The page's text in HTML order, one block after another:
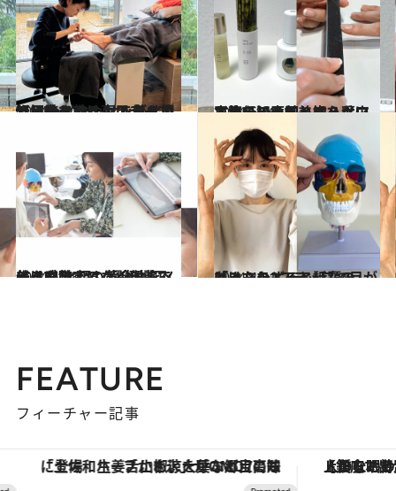
2024.6.9
軽い巻き爪は専用テープで解決できる サンダル履きになる前に！ 人気サロン uka（ウカ）で巻き爪と足のケア
ビューティ＆ヘルス 2024.6.16
二枚爪の原因とは？【ウカ直伝】意外と知らない正しい爪の切り方＆ケア方法を知って美爪を手に入れる
ビューティ＆ヘルス
2024.4.28
美は感覚ではなく理論で作るもの 顔の黄金比をメイクで整える “骨格補正メイク”とは
ビューティ＆ヘルス 2024.4.21
たったの2ステップで目がぱっちりすると話題の「まぶたどっこいしょ」とは？
ビューティ＆ヘルス
FEATURE
フィーチャー記事
【銀座で出合う最旬美容】美髪ケアや上質な眠り…セルフケアのアップデートから、特別な名入れギフトまで。大人のための「ReFa GINZA」クルーズ